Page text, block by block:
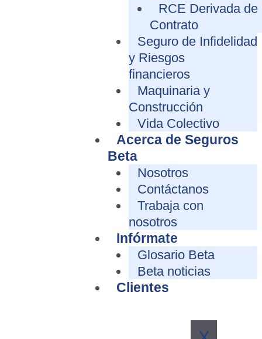
RCE Derivada de
Contrato
Seguro de Infidelidad
y Riesgos
financieros
Maquinaria y
Construcción
Vida Colectivo
Acerca de Seguros
Beta
Nosotros
Contáctanos
Trabaja con
nosotros
Infórmate
Glosario Beta
Beta noticias
Clientes